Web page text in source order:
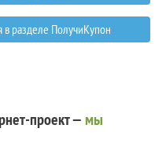
в разделе ПолучиКупон
проект —мы